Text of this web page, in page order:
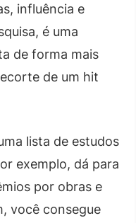
influência e
é uma
de forma mais
de um hit
lista de estudos
exemplo, dá para
por obras e
você consegue